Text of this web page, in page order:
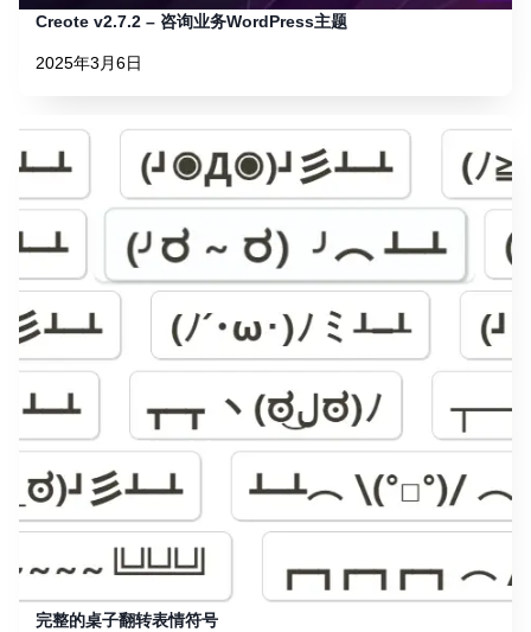
Creote v2.7.2 – 咨询业务WordPress主题
2025年3月6日
完整的桌子翻转表情符号